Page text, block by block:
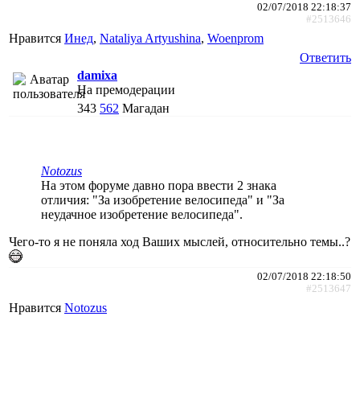
02/07/2018 22:18:37
#2513646
Нравится Инед, Nataliya Artyushina, Woenprom
Ответить
damixa
На премодерации
343 562 Магадан
Notozus
На этом форуме давно пора ввести 2 знака
отличия: "За изобретение велосипеда" и "За
неудачное изобретение велосипеда".
Чего-то я не поняла ход Ваших мыслей, относительно темы..?
02/07/2018 22:18:50
#2513647
Нравится Notozus